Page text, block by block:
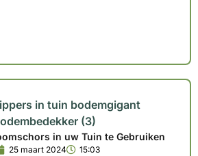
in uw Tuin te Gebruiken
25 maart 2024
15:03